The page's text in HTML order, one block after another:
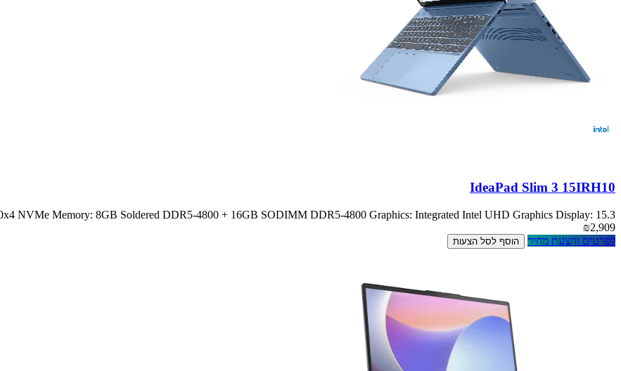
IdeaPad Slim 3 15IRH10
NVMe Memory: 8GB Soldered DDR5-4800 + 16GB SODIMM DDR5-4800 Graphics: Integrated Intel UHD Graphics Display: 15.3
₪2,909
לפרטים והצעת מחיר
הוסף לסל הצעות